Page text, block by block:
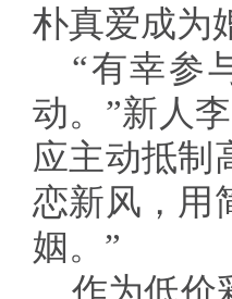
朴真爱成为
“有幸参
动。”新人
应主动抵制
恋新风，用
姻。”